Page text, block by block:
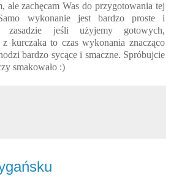
ale zachęcam Was do przygotowania tej
wykonanie jest bardzo proste i
zasadzie jeśli użyjemy gotowych,
kurczaka to czas wykonania znacząco
bardzo sycące i smaczne. Spróbujcie
smakowało :)